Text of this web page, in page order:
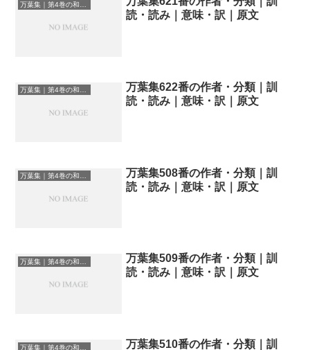
読・読み｜意味・訳｜原文
万葉集｜第4巻の和歌一覧
万葉集622番の作者・分類｜訓
読・読み｜意味・訳｜原文
万葉集508番の作者・分類｜訓
読・読み｜意味・訳｜原文
万葉集509番の作者・分類｜訓
読・読み｜意味・訳｜原文
万葉集510番の作者・分類｜訓